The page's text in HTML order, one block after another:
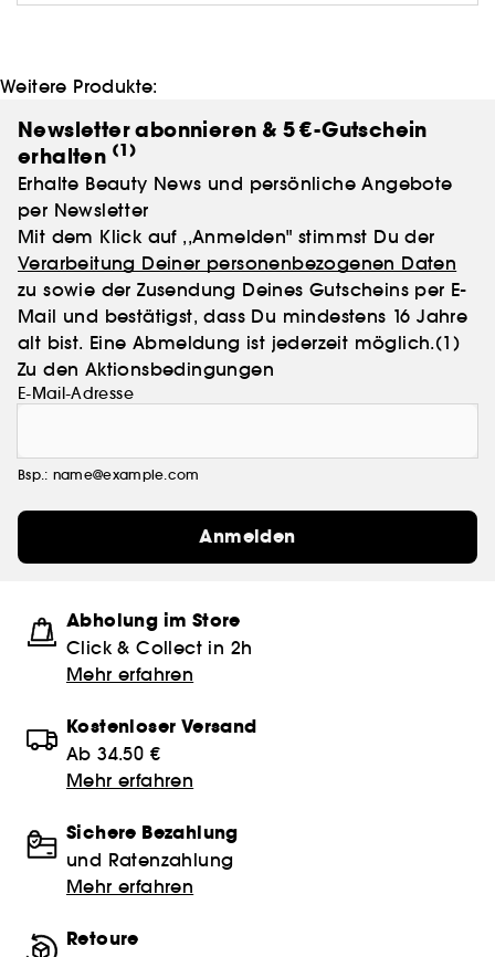
Weitere Produkte:
Newsletter abonnieren & 5 €-Gutschein
erhalten (1)
Erhalte Beauty News und persönliche Angebote
per Newsletter
Mit dem Klick auf ,,Anmelden" stimmst Du der
Verarbeitung Deiner personenbezogenen Daten
zu sowie der Zusendung Deines Gutscheins per E-
Mail und bestätigst, dass Du mindestens 16 Jahre
alt bist. Eine Abmeldung ist jederzeit möglich.(1)
Zu den Aktionsbedingungen
E-Mail-Adresse
Bsp.: name@example.com
Anmelden
Abholung im Store
Click & Collect in 2h
Mehr erfahren
Kostenloser Versand
Ab 34.50 €
Mehr erfahren
Sichere Bezahlung
und Ratenzahlung
Mehr erfahren
Retoure